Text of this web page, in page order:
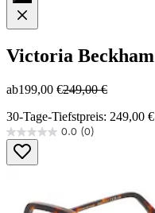
Victoria Beckham
ab199,00 €249,00 €
30-Tage-Tiefstpreis: 249,00 €
0.0 (0)
0.0
von
5